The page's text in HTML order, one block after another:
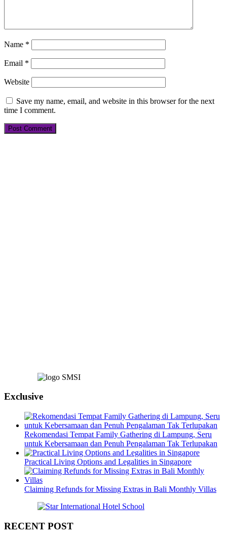
Name *
Email *
Website
Save my name, email, and website in this browser for the next
time I comment.
Exclusive
Rekomendasi Tempat Family Gathering di Lampung, Seru
untuk Kebersamaan dan Penuh Pengalaman Tak Terlupakan
Practical Living Options and Legalities in Singapore
Claiming Refunds for Missing Extras in Bali Monthly Villas
RECENT POST